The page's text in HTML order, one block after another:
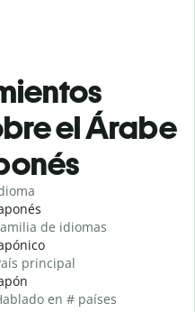
el Árabe
de idiomas
principal
en # países